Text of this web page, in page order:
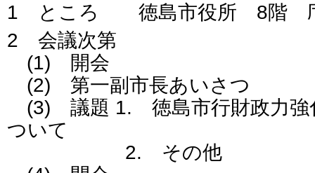
1 ところ 徳島市役所 8階
2 会議次第
(1) 開会
(2) 第一副市長あいさつ
(3) 議題 1. 徳島市行財政力強
ついて
2. その他